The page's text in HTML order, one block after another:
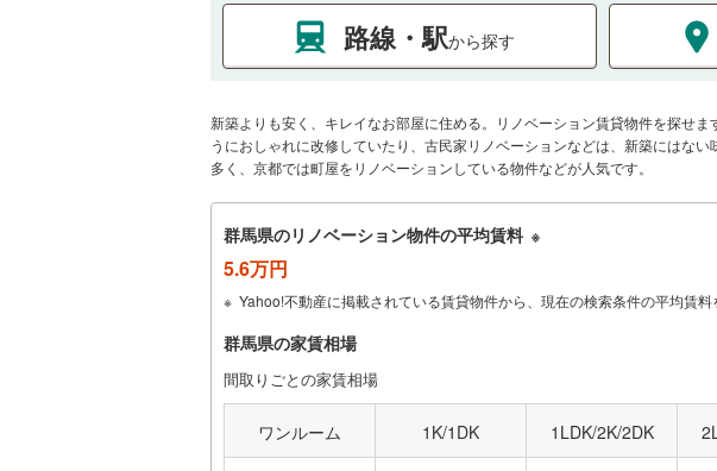
路線・駅から探す
新築よりも安く、キレイなお部屋に住める。リノベーション賃貸物件を探せ
うにおしゃれに改修していたり、古民家リノベーションなどは、新築にはな
多く、京都では町屋をリノベーションしている物件などが人気です。
群馬県のリノベーション物件の平均賃料 ※
5.6万円
Yahoo!不動産に掲載されている賃貸物件から、現在の検索条件の平均賃料
群馬県の家賃相場
間取りごとの家賃相場
ワンルーム 1K/1DK 1LDK/2K/2DK